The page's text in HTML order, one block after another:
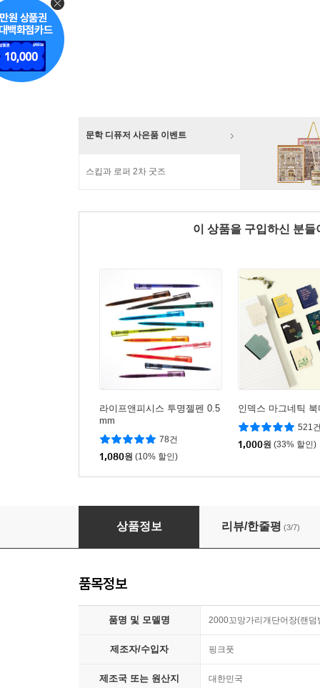
문학 디퓨저 사은품 이벤트
스킵과 로퍼 2차 굿즈
이 상품을 구입하신 분
라이프앤피시스 투명젤펜 0.5
mm
78건
1,080원 (10% 할인)
인덱스 마그네틱 북
521
1,000원 (33% 할인)
핑크풋2000꼬망가리개단어장(랜덤발송)
상품정보 리뷰/한줄평 (3/7)
품목정보
품명 및 모델명 2000꼬망가리개단어장(랜덤
제조자/수입자 핑크풋
제조국 또는 원산지 대한민국